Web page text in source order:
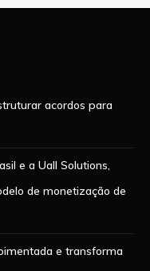
acordos para
e a Uall Solutions,
de monetização de
e transforma